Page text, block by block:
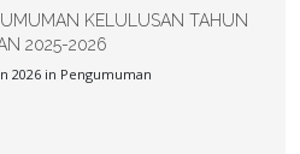
KELULUSAN TAHUN
2025-2026
2026 in Pengumuman